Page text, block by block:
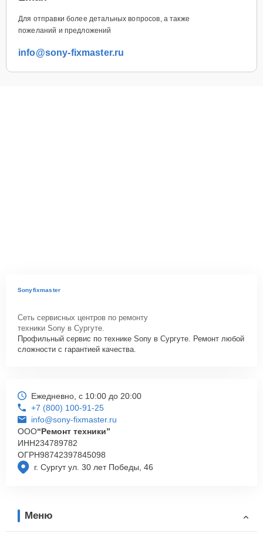
Для отправки более детальных вопросов, а также
пожеланий и предложений
info@sony-fixmaster.ru
Sonyfixmaster
Сеть сервисных центров по ремонту
техники Sony в Сургуте.
Профильный сервис по технике Sony в Сургуте. Ремонт любой
сложности с гарантией качества.
г. Сургут ул. 30 лет Победы, 46
Ежедневно, с 10:00 до 20:00
+7 (800) 100-91-25
info@sony-fixmaster.ru
ООО“Ремонт техники”
ИНН234789782
ОГРН98742397845098
Меню